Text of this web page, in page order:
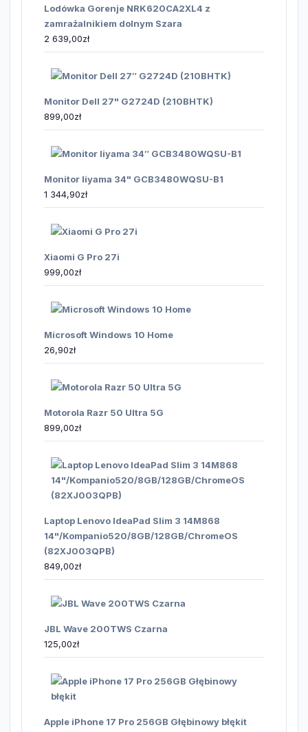
Lodówka Gorenje NRK620CA2XL4 z
zamrażalnikiem dolnym Szara
2 639,00zł
Monitor Dell 27" G2724D (210BHTK)
899,00zł
Monitor Iiyama 34" GCB3480WQSU-B1
1 344,90zł
Xiaomi G Pro 27i
999,00zł
Microsoft Windows 10 Home
26,90zł
Motorola Razr 50 Ultra 5G
899,00zł
Laptop Lenovo IdeaPad Slim 3 14M868
14"/Kompanio520/8GB/128GB/ChromeOS
(82XJ003QPB)
849,00zł
JBL Wave 200TWS Czarna
125,00zł
Apple iPhone 17 Pro 256GB Głębinowy błękit